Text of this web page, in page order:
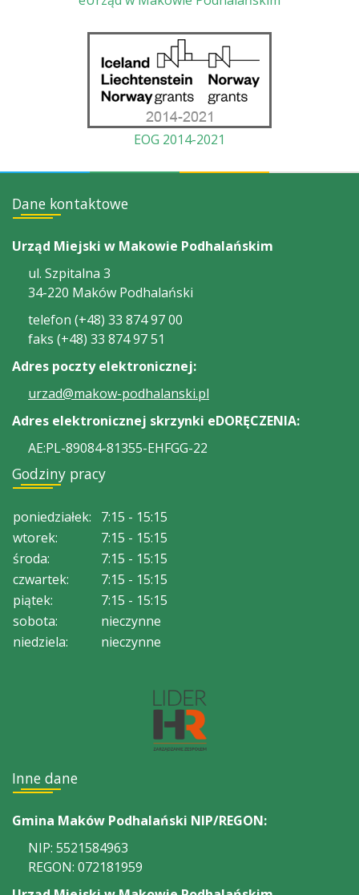
EOG 2014-2021
Dane kontaktowe
Urząd Miejski w Makowie Podhalańskim
ul. Szpitalna 3
34-220 Maków Podhalański
telefon (+48) 33 874 97 00
faks (+48) 33 874 97 51
Adres poczty elektronicznej:
urzad@makow-podhalanski.pl
Adres elektronicznej skrzynki eDORĘCZENIA:
AE:PL-89084-81355-EHFGG-22
Godziny pracy
poniedziałek:
7:15 - 15:15
wtorek:
7:15 - 15:15
środa:
7:15 - 15:15
czwartek:
7:15 - 15:15
piątek:
7:15 - 15:15
sobota:
nieczynne
niedziela:
nieczynne
Inne dane
Gmina Maków Podhalański NIP/REGON:
NIP: 5521584963
REGON: 072181959